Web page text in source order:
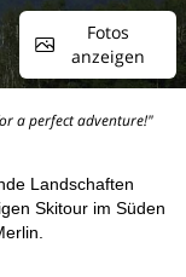
Fotos
anzeigen
a perfect adventure!"
Landschaften
Skitour im Süden